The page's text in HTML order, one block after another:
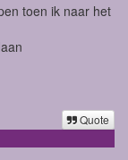
toen ik naar het
Quote